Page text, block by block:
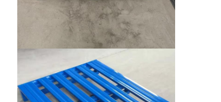
เกี่ยวกับเรา
การควบคุมคุณภาพ
ข่าว